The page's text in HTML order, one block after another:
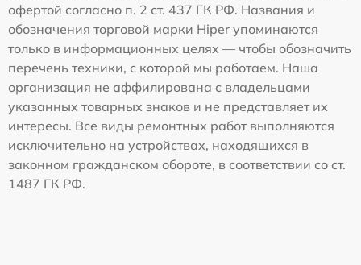
офертой согласно п. 2 ст. 437 ГК РФ. Названия и
обозначения торговой марки Hiper упоминаются
только в информационных целях — чтобы обозначить
перечень техники, с которой мы работаем. Наша
организация не аффилирована с владельцами
указанных товарных знаков и не представляет их
интересы. Все виды ремонтных работ выполняются
исключительно на устройствах, находящихся в
законном гражданском обороте, в соответствии со ст.
1487 ГК РФ.